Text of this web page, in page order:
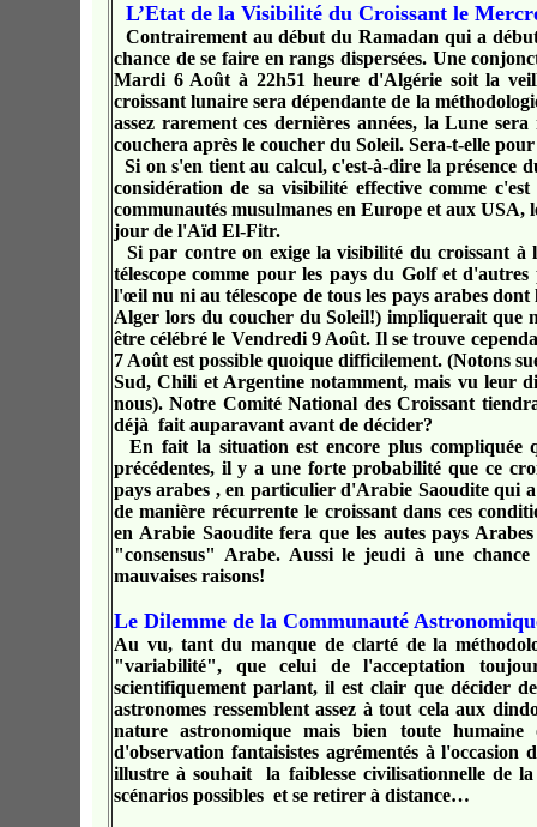
L’Etat de la Visibilité du Croissant le
Contrairement au début du Ramadan qui a
chance de se faire en rangs dispersées. Une
Mardi 6 Août à 22h51 heure d'Algérie soit la
croissant lunaire sera dépendante de la
assez rarement ces dernières années, la Lune
couchera après le coucher du Soleil. Sera-t-elle
Si on s'en tient au calcul, c'est-à-dire la présence
considération de sa visibilité effective comme
communautés musulmanes en Europe et aux
jour de l'Aïd El-Fitr.
Si par contre on exige la visibilité du croissant
télescope comme pour les pays du Golf et
l'œil nu ni au télescope de tous les pays arabes
Alger lors du coucher du Soleil!) impliquerait que
être célébré le Vendredi 9 Août. Il se trouve
7 Août est possible quoique difficilement. (Notons
Sud, Chili et Argentine notamment, mais vu leur
nous). Notre Comité National des Croissant
déjà fait auparavant avant de décider?
En fait la situation est encore plus compliquée
précédentes, il y a une forte probabilité que ce
pays arabes , en particulier d'Arabie Saoudite qui
de manière récurrente le croissant dans ces
en Arabie Saoudite fera que les autes pays
"consensus" Arabe. Aussi lejeudi à une
mauvaises raisons!
Le Dilemme de la Communauté
Au vu, tant du manque de clarté de la
"variabilité", que celui de l'acceptation
scientifiquement parlant, il est clair que décider
astronomes ressemblent assez à tout cela aux
nature astronomique mais bien toute
d'observation fantaisistes agrémentés à
illustre à souhait la faiblesse civilisationnelle de
scénarios possibles et se retirer à distance…